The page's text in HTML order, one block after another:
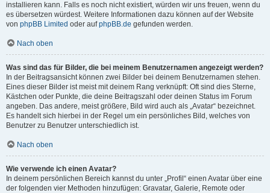
installieren kann. Falls es noch nicht existiert, würden wir uns freuen, wenn du
es übersetzen würdest. Weitere Informationen dazu können auf der Website
von phpBB Limited oder aufphpBB.de gefunden werden.
Nach oben
Was sind das für Bilder, die bei meinem Benutzernamen angezeigt werden?
In der Beitragsansicht können zwei Bilder bei deinem Benutzernamen stehen.
Eines dieser Bilder ist meist mit deinem Rang verknüpft: Oft sind dies Sterne,
Kästchen oder Punkte, die deine Beitragszahl oder deinen Status im Forum
angeben. Das andere, meist größere, Bild wird auch als „Avatar“ bezeichnet.
Es handelt sich hierbei in der Regel um ein persönliches Bild, welches von
Benutzer zu Benutzer unterschiedlich ist.
Nach oben
Wie verwende ich einen Avatar?
In deinem persönlichen Bereich kannst du unter „Profil“ einen Avatar über eine
der folgenden vier Methoden hinzufügen: Gravatar, Galerie, Remote oder